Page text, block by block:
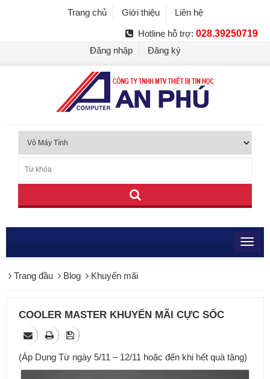
Trang chủ Giới thiệu Liên hệ
Hotline hỗ trợ: 028.39250719
Đăng nhập
Đăng ký
Trang đầu
Blog Khuyến mãi
COOLER MASTER KHUYẾN MÃI CỰC SỐC
(Áp Dụng Từ ngày 5/11 – 12/11 hoặc đến khi hết quà tặng)